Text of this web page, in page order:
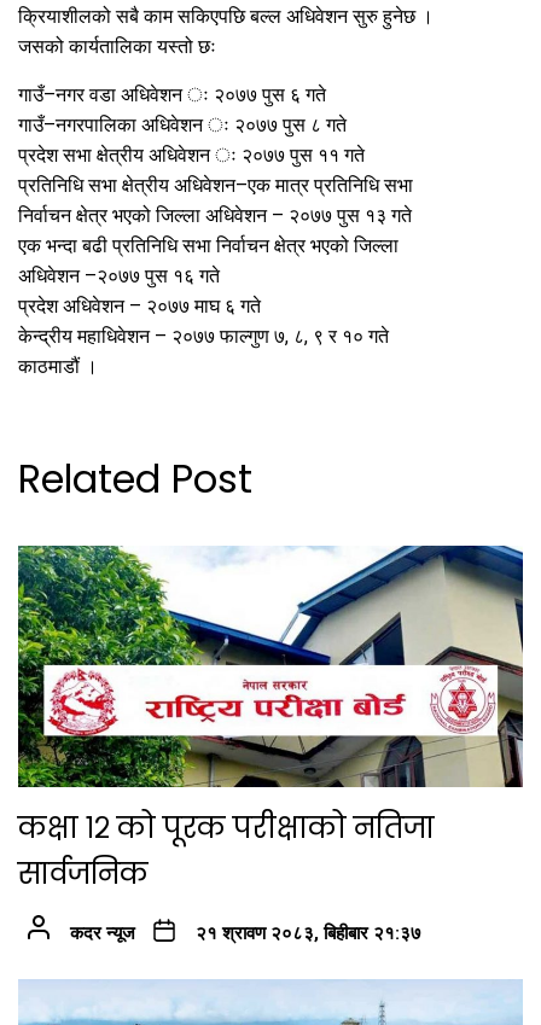
क्रियाशीलको सबै काम सकिएपछि बल्ल अधिवेशन सुरु हुनेछ ।
जसको कार्यतालिका यस्तो छः
गाउँ–नगर वडा अधिवेशन ः २०७७ पुस ६ गते
गाउँ–नगरपालिका अधिवेशन ः २०७७ पुस ८ गते
प्रदेश सभा क्षेत्रीय अधिवेशन ः २०७७ पुस ११ गते
प्रतिनिधि सभा क्षेत्रीय अधिवेशन–एक मात्र प्रतिनिधि सभा
निर्वाचन क्षेत्र भएको जिल्ला अधिवेशन – २०७७ पुस १३ गते
एक भन्दा बढी प्रतिनिधि सभा निर्वाचन क्षेत्र भएको जिल्ला
अधिवेशन –२०७७ पुस १६ गते
प्रदेश अधिवेशन – २०७७ माघ ६ गते
केन्द्रीय महाधिवेशन – २०७७ फाल्गुण ७, ८, ९ र १० गते
काठमाडौं ।
Related Post
कक्षा १२ को पूरक परीक्षाको नतिजा
सार्वजनिक
कदर न्यूज २१ श्रावण २०८३, बिहीबार २१:३७